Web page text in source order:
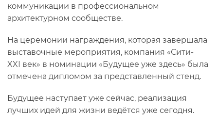
коммуникации в профессиональном
архитектурном сообществе.
На церемонии награждения, которая завершала
выставочные мероприятия, компания «Сити-
XXI век» в номинации «Будущее уже здесь» была
отмечена дипломом за представленный стенд.
Будущее наступает уже сейчас, реализация
лучших идей для жизни ведётся уже сегодня.